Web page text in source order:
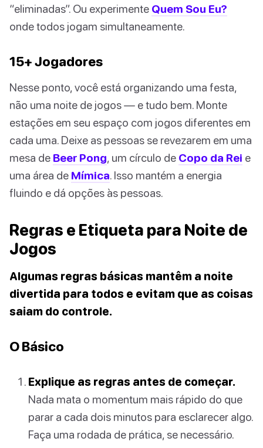
“eliminadas”. Ou experimente Quem Sou Eu?
onde todos jogam simultaneamente.
15+ Jogadores
Nesse ponto, você está organizando uma festa,
não uma noite de jogos — e tudo bem. Monte
estações em seu espaço com jogos diferentes em
cada uma. Deixe as pessoas se revezarem em uma
mesa de Beer Pong, um círculo de Copo da Rei e
uma área de Mímica. Isso mantém a energia
fluindo e dá opções às pessoas.
Regras e Etiqueta para Noite de
Jogos
Algumas regras básicas mantêm a noite
divertida para todos e evitam que as coisas
saiam do controle.
O Básico
Explique as regras antes de começar.
Nada mata o momentum mais rápido do que
parar a cada dois minutos para esclarecer algo.
Faça uma rodada de prática, se necessário.